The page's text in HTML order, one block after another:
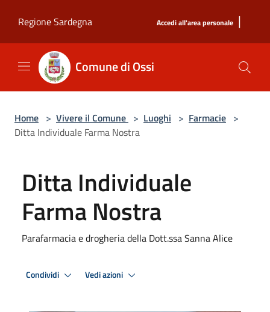
Regione Sardegna
Accedi all'area personale |
Comune di Ossi
Home > Vivere il Comune > Luoghi > Farmacie >
Ditta Individuale Farma Nostra
Ditta Individuale
Farma Nostra
Parafarmacia e drogheria della Dott.ssa Sanna Alice
Condividi Vedi azioni